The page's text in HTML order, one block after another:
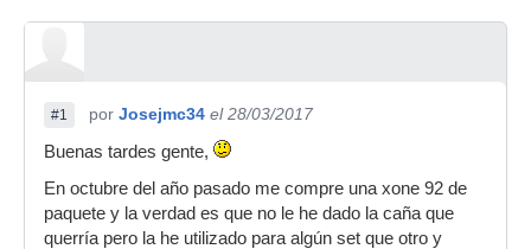
#1 por Josejmc34 el 28/03/2017
Buenas tardes gente,
En octubre del año pasado me compre una xone 92 de
paquete y la verdad es que no le he dado la caña que
querría pero la he utilizado para algún set que otro y